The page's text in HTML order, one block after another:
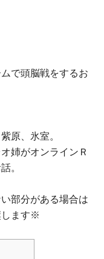
で頭脳戦をするお
原、氷室。
姉がオンラインＲ
。
部分がある場合は
します※